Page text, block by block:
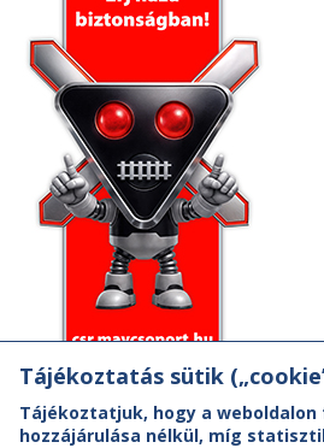
Tájékoztatás sütik
Tájékoztatjuk, hogy a
hozzájárulása nélkül, míg